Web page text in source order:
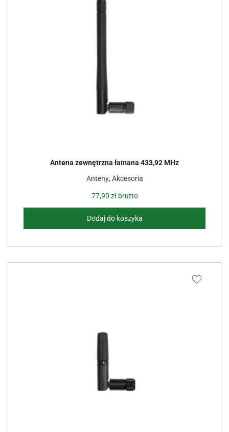
Anteny,Akcesoria
Antena zewnętrzna łamana 433,92 MHz
77,90 złbrutto
Dodaj do koszyka